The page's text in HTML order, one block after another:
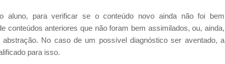
aluno, para verificar se o conteúdo novo ainda não foi bem
conteúdos anteriores que não foram bem assimilados, ou, ainda,
No caso de um possível diagnóstico ser aventado, a
para isso.